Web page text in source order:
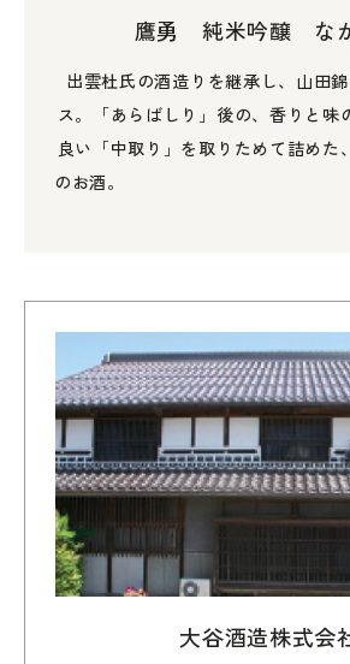
鷹勇 純米吟醸 な
出雲杜氏の酒造りを継承し、山田
ス。「あらばしり」後の、香りと味
良い「中取り」を取りためて詰めた
のお酒。
大谷酒造株式会